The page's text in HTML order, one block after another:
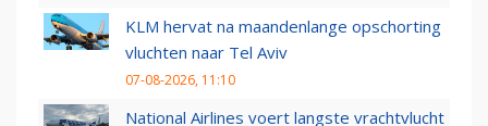
KLM hervat na maandenlange opschorting
vluchten naar Tel Aviv
07-08-2026, 11:10
National Airlines voert langste vrachtvlucht